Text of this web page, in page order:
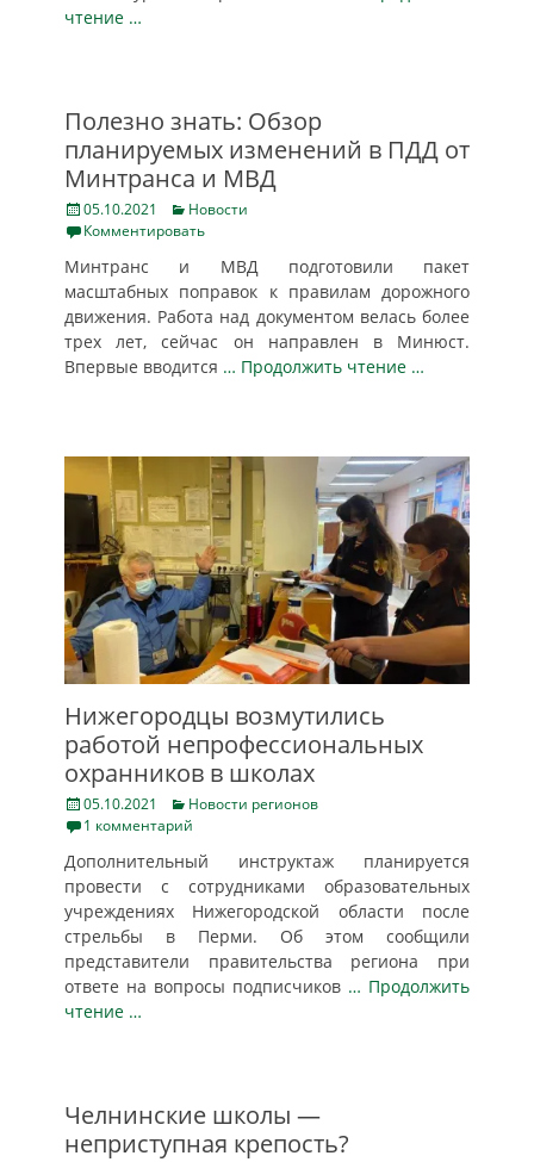
чтение …
Полезно знать: Обзор
планируемых изменений в ПДД от
Минтранса и МВД
Posted
on
05.10.2021 Categories
Новости
Комментировать
Минтранс и МВД подготовили пакет
масштабных поправок к правилам дорожного
движения. Работа над документом велась более
трех лет, сейчас он направлен в Минюст.
Впервые вводится … Продолжить чтение …
Нижегородцы возмутились
работой непрофессиональных
охранников в школах
Posted
on
05.10.2021 Categories
Новости регионов
1 комментарий
Дополнительный инструктаж планируется
провести с сотрудниками образовательных
учреждениях Нижегородской области после
стрельбы в Перми. Об этом сообщили
представители правительства региона при
ответе на вопросы подписчиков … Продолжить
чтение …
Челнинские школы —
неприступная крепость?